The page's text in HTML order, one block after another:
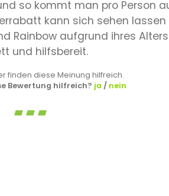
so kommt man pro Person
kann sich sehen lassen
Rainbow aufgrund ihres
und hilfsbereit.
finden diese Meinung hilfreich.
Bewertung hilfreich? ja / nein